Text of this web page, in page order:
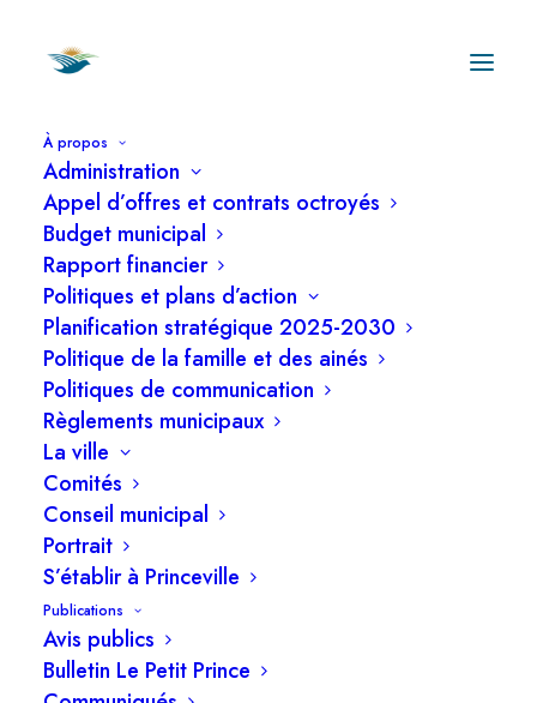
À propos
Administration
Appel d’offres et contrats octroyés
Budget municipal
Rapport financier
Politiques et plans d’action
Planification stratégique 2025-2030
Politique de la famille et des ainés
Politiques de communication
Règlements municipaux
La ville
Comités
Conseil municipal
Portrait
S’établir à Princeville
Publications
Avis publics
Bulletin Le Petit Prince
Ordre du jour de
la séance ordinaire
du 14 juillet 2025
11 juillet 2025